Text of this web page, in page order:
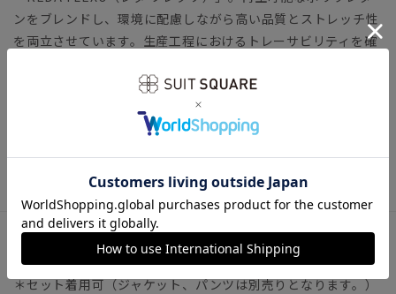
ンをブレンドし、環境に配慮しながら高い品質とストレッチ性
を両立させています。生産工程におけるトレーサビリティを確
や肌触りをお楽しみ頂ける素材です。
レディーススーツ ビジネス REDA レダ 就活スーツ リ
ーズ オールシーズン
アイテム詳細
＊セット着用可（ジャケット、パンツは別売りとなります。）